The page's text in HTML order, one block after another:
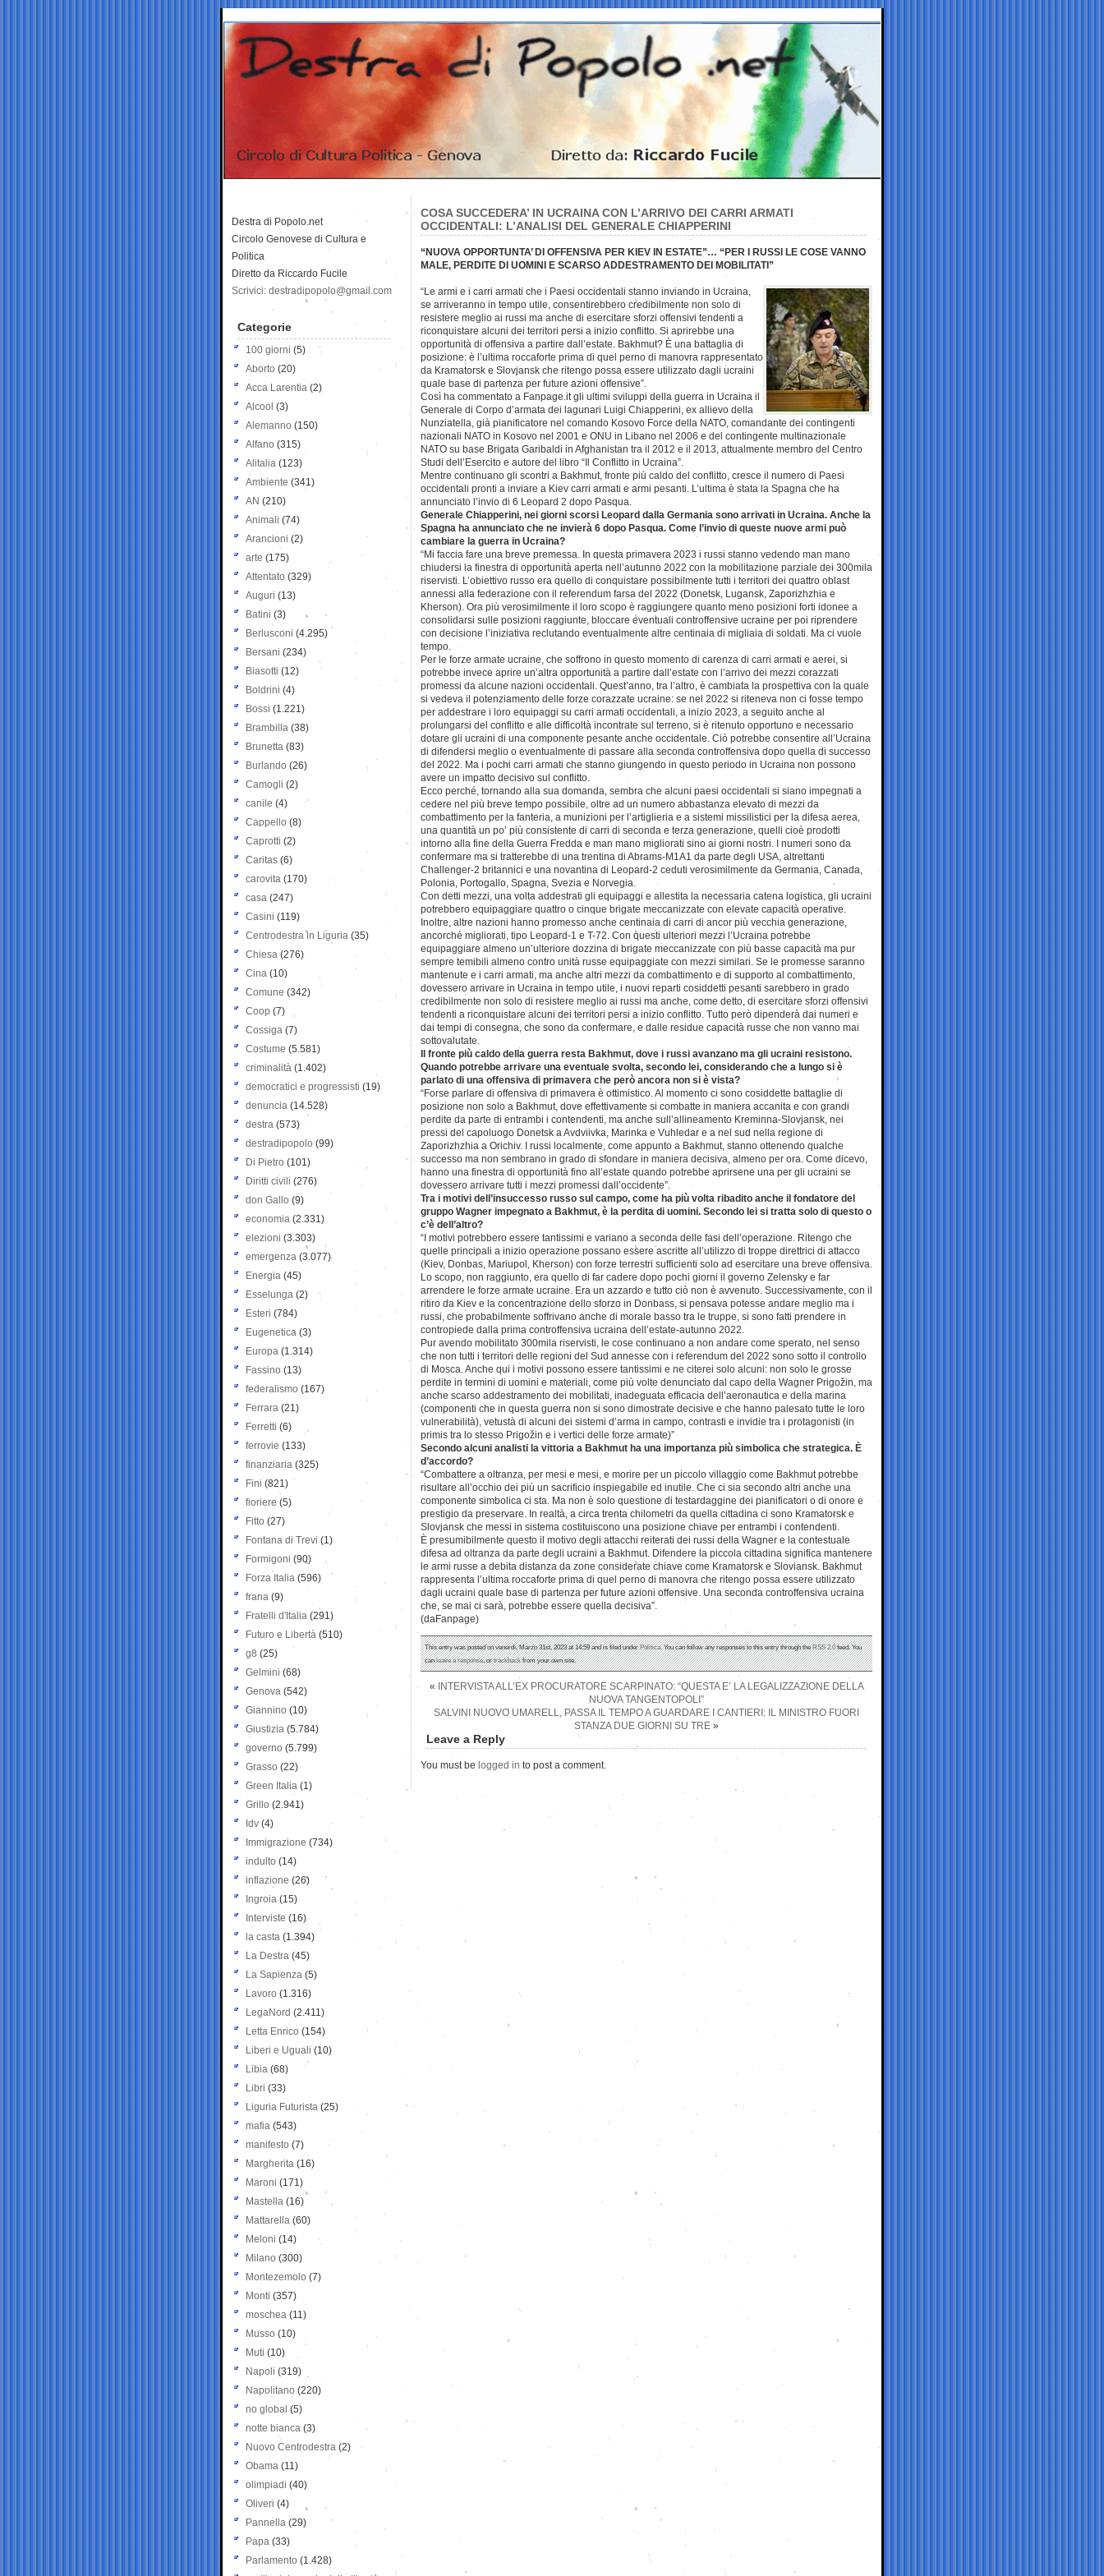
COSA SUCCEDERA’ IN UCRAINA CON L’ARRIVO DEI CARRI ARMATI
OCCIDENTALI: L’ANALISI DEL GENERALE CHIAPPERINI
“NUOVA OPPORTUNTA’ DI OFFENSIVA PER KIEV IN ESTATE”… “PER I RUSSI LE COSE VANNO
MALE, PERDITE DI UOMINI E SCARSO ADDESTRAMENTO DEI MOBILITATI”
“Le armi e i carri armati che i Paesi occidentali stanno inviando in Ucraina,
se arriveranno in tempo utile, consentirebbero credibilmente non solo di
resistere meglio ai russi ma anche di esercitare sforzi offensivi tendenti a
riconquistare alcuni dei territori persi a inizio conflitto. Si aprirebbe una
opportunità di offensiva a partire dall’estate. Bakhmut? È una battaglia di
posizione: è l’ultima roccaforte prima di quel perno di manovra rappresentato
da Kramatorsk e Slovjansk che ritengo possa essere utilizzato dagli ucraini
quale base di partenza per future azioni offensive”.
Così ha commentato a Fanpage.it gli ultimi sviluppi della guerra in Ucraina il
Generale di Corpo d’armata dei lagunari Luigi Chiapperini, ex allievo della
Nunziatella, già pianificatore nel comando Kosovo Force della NATO, comandante dei contingenti
nazionali NATO in Kosovo nel 2001 e ONU in Libano nel 2006 e del contingente multinazionale
NATO su base Brigata Garibaldi in Afghanistan tra il 2012 e il 2013, attualmente membro del Centro
Studi dell’Esercito e autore del libro “Il Conflitto in Ucraina”.
Mentre continuano gli scontri a Bakhmut, fronte più caldo del conflitto, cresce il numero di Paesi
occidentali pronti a inviare a Kiev carri armati e armi pesanti. L’ultima è stata la Spagna che ha
annunciato l’invio di 6 Leopard 2 dopo Pasqua.
Generale Chiapperini, nei giorni scorsi Leopard dalla Germania sono arrivati in Ucraina. Anche la
Spagna ha annunciato che ne invierà 6 dopo Pasqua. Come l’invio di queste nuove armi può
cambiare la guerra in Ucraina?
“Mi faccia fare una breve premessa. In questa primavera 2023 i russi stanno vedendo man mano
chiudersi la finestra di opportunità aperta nell’autunno 2022 con la mobilitazione parziale dei 300mila
riservisti. L’obiettivo russo era quello di conquistare possibilmente tutti i territori dei quattro oblast
annessi alla federazione con il referendum farsa del 2022 (Donetsk, Lugansk, Zaporizhzhia e
Kherson). Ora più verosimilmente il loro scopo è raggiungere quanto meno posizioni forti idonee a
consolidarsi sulle posizioni raggiunte, bloccare eventuali controffensive ucraine per poi riprendere
con decisione l’iniziativa reclutando eventualmente altre centinaia di migliaia di soldati. Ma ci vuole
tempo.
Per le forze armate ucraine, che soffrono in questo momento di carenza di carri armati e aerei, si
potrebbe invece aprire un’altra opportunità a partire dall’estate con l’arrivo dei mezzi corazzati
promessi da alcune nazioni occidentali. Quest’anno, tra l’altro, è cambiata la prospettiva con la quale
si vedeva il potenziamento delle forze corazzate ucraine: se nel 2022 si riteneva non ci fosse tempo
per addestrare i loro equipaggi su carri armati occidentali, a inizio 2023, a seguito anche al
prolungarsi del conflitto e alle difficoltà incontrate sul terreno, si è ritenuto opportuno e necessario
dotare gli ucraini di una componente pesante anche occidentale. Ciò potrebbe consentire all’Ucraina
di difendersi meglio o eventualmente di passare alla seconda controffensiva dopo quella di successo
del 2022. Ma i pochi carri armati che stanno giungendo in questo periodo in Ucraina non possono
avere un impatto decisivo sul conflitto.
Ecco perché, tornando alla sua domanda, sembra che alcuni paesi occidentali si siano impegnati a
cedere nel più breve tempo possibile, oltre ad un numero abbastanza elevato di mezzi da
combattimento per la fanteria, a munizioni per l’artiglieria e a sistemi missilistici per la difesa aerea,
una quantità un po’ più consistente di carri di seconda e terza generazione, quelli cioè prodotti
intorno alla fine della Guerra Fredda e man mano migliorati sino ai giorni nostri. I numeri sono da
confermare ma si tratterebbe di una trentina di Abrams-M1A1 da parte degli USA, altrettanti
Challenger-2 britannici e una novantina di Leopard-2 ceduti verosimilmente da Germania, Canada,
Polonia, Portogallo, Spagna, Svezia e Norvegia.
Con detti mezzi, una volta addestrati gli equipaggi e allestita la necessaria catena logistica, gli ucraini
potrebbero equipaggiare quattro o cinque brigate meccanizzate con elevate capacità operative.
Inoltre, altre nazioni hanno promesso anche centinaia di carri di ancor più vecchia generazione,
ancorché migliorati, tipo Leopard-1 e T-72. Con questi ulteriori mezzi l’Ucraina potrebbe
equipaggiare almeno un’ulteriore dozzina di brigate meccanizzate con più basse capacità ma pur
sempre temibili almeno contro unità russe equipaggiate con mezzi similari. Se le promesse saranno
mantenute e i carri armati, ma anche altri mezzi da combattimento e di supporto al combattimento,
dovessero arrivare in Ucraina in tempo utile, i nuovi reparti cosiddetti pesanti sarebbero in grado
credibilmente non solo di resistere meglio ai russi ma anche, come detto, di esercitare sforzi offensivi
tendenti a riconquistare alcuni dei territori persi a inizio conflitto. Tutto però dipenderà dai numeri e
dai tempi di consegna, che sono da confermare, e dalle residue capacità russe che non vanno mai
sottovalutate.
Il fronte più caldo della guerra resta Bakhmut, dove i russi avanzano ma gli ucraini resistono.
Quando potrebbe arrivare una eventuale svolta, secondo lei, considerando che a lungo si è
parlato di una offensiva di primavera che però ancora non si è vista?
“Forse parlare di offensiva di primavera è ottimistico. Al momento ci sono cosiddette battaglie di
posizione non solo a Bakhmut, dove effettivamente si combatte in maniera accanita e con grandi
perdite da parte di entrambi i contendenti, ma anche sull’allineamento Kreminna-Slovjansk, nei
pressi del capoluogo Donetsk a Avdviivka, Marinka e Vuhledar e a nel sud nella regione di
Zaporizhzhia a Orichiv. I russi localmente, come appunto a Bakhmut, stanno ottenendo qualche
successo ma non sembrano in grado di sfondare in maniera decisiva, almeno per ora. Come dicevo,
hanno una finestra di opportunità fino all’estate quando potrebbe aprirsene una per gli ucraini se
dovessero arrivare tutti i mezzi promessi dall’occidente”.
Tra i motivi dell’insuccesso russo sul campo, come ha più volta ribadito anche il fondatore del
gruppo Wagner impegnato a Bakhmut, è la perdita di uomini. Secondo lei si tratta solo di questo o
c’è dell’altro?
“I motivi potrebbero essere tantissimi e variano a seconda delle fasi dell’operazione. Ritengo che
quelle principali a inizio operazione possano essere ascritte all’utilizzo di troppe direttrici di attacco
(Kiev, Donbas, Mariupol, Kherson) con forze terrestri sufficienti solo ad esercitare una breve offensiva.
Lo scopo, non raggiunto, era quello di far cadere dopo pochi giorni il governo Zelensky e far
arrendere le forze armate ucraine. Era un azzardo e tutto ciò non è avvenuto. Successivamente, con il
ritiro da Kiev e la concentrazione dello sforzo in Donbass, si pensava potesse andare meglio ma i
russi, che probabilmente soffrivano anche di morale basso tra le truppe, si sono fatti prendere in
contropiede dalla prima controffensiva ucraina dell’estate-autunno 2022.
Pur avendo mobilitato 300mila riservisti, le cose continuano a non andare come sperato, nel senso
che non tutti i territori delle regioni del Sud annesse con i referendum del 2022 sono sotto il controllo
di Mosca. Anche qui i motivi possono essere tantissimi e ne citerei solo alcuni: non solo le grosse
perdite in termini di uomini e materiali, come più volte denunciato dal capo della Wagner Prigožin, ma
anche scarso addestramento dei mobilitati, inadeguata efficacia dell’aeronautica e della marina
(componenti che in questa guerra non si sono dimostrate decisive e che hanno palesato tutte le loro
vulnerabilità), vetustà di alcuni dei sistemi d’arma in campo, contrasti e invidie tra i protagonisti (in
primis tra lo stesso Prigožin e i vertici delle forze armate)”
Secondo alcuni analisti la vittoria a Bakhmut ha una importanza più simbolica che strategica. È
d’accordo?
“Combattere a oltranza, per mesi e mesi, e morire per un piccolo villaggio come Bakhmut potrebbe
risultare all’occhio dei più un sacrificio inspiegabile ed inutile. Che ci sia secondo altri anche una
componente simbolica ci sta. Ma non è solo questione di testardaggine dei pianificatori o di onore e
prestigio da preservare. In realtà, a circa trenta chilometri da quella cittadina ci sono Kramatorsk e
Slovjansk che messi in sistema costituiscono una posizione chiave per entrambi i contendenti.
È presumibilmente questo il motivo degli attacchi reiterati dei russi della Wagner e la contestuale
difesa ad oltranza da parte degli ucraini a Bakhmut. Difendere la piccola cittadina significa mantenere
le armi russe a debita distanza da zone considerate chiave come Kramatorsk e Sloviansk. Bakhmut
rappresenta l’ultima roccaforte prima di quel perno di manovra che ritengo possa essere utilizzato
dagli ucraini quale base di partenza per future azioni offensive. Una seconda controffensiva ucraina
che, se mai ci sarà, potrebbe essere quella decisiva”.
(daFanpage)
This entry was posted on venerdì, Marzo 31st, 2023 at 14:59 and is filed underPolitica. You can follow any responses to this entry through theRSS 2.0feed. You
canleave a response, ortrackbackfrom your own site.
«
INTERVISTA ALL’EX PROCURATORE SCARPINATO: “QUESTA E’ LA LEGALIZZAZIONE DELLA
NUOVA TANGENTOPOLI”
SALVINI NUOVO UMARELL, PASSA IL TEMPO A GUARDARE I CANTIERI: IL MINISTRO FUORI
STANZA DUE GIORNI SU TRE »
Leave a Reply
You must be logged in to post a comment.
Destra di Popolo.net
Circolo Genovese di Cultura e
Politica
Diretto da Riccardo Fucile
Scrivici: destradipopolo@gmail.com
Categorie
100 giorni (5)
Aborto (20)
Acca Larentia (2)
Alcool (3)
Alemanno (150)
Alfano (315)
Alitalia (123)
Ambiente (341)
AN (210)
Animali (74)
Arancioni (2)
arte (175)
Attentato (329)
Auguri (13)
Batini (3)
Berlusconi (4.295)
Bersani (234)
Biasotti (12)
Boldrini (4)
Bossi (1.221)
Brambilla (38)
Brunetta (83)
Burlando (26)
Camogli (2)
canile (4)
Cappello (8)
Caprotti (2)
Caritas (6)
carovita (170)
casa (247)
Casini (119)
Centrodestra in Liguria (35)
Chiesa (276)
Cina (10)
Comune (342)
Coop (7)
Cossiga (7)
Costume (5.581)
criminalità (1.402)
democratici e progressisti (19)
denuncia (14.528)
destra (573)
destradipopolo (99)
Di Pietro (101)
Diritti civili (276)
don Gallo (9)
economia (2.331)
elezioni (3.303)
emergenza (3.077)
Energia (45)
Esselunga (2)
Esteri (784)
Eugenetica (3)
Europa (1.314)
Fassino (13)
federalismo (167)
Ferrara (21)
Ferretti (6)
ferrovie (133)
finanziaria (325)
Fini (821)
fioriere (5)
Fitto (27)
Fontana di Trevi (1)
Formigoni (90)
Forza Italia (596)
frana (9)
Fratelli d'Italia (291)
Futuro e Libertà (510)
g8 (25)
Gelmini (68)
Genova (542)
Giannino (10)
Giustizia (5.784)
governo (5.799)
Grasso (22)
Green Italia (1)
Grillo (2.941)
Idv (4)
Immigrazione (734)
indulto (14)
inflazione (26)
Ingroia (15)
Interviste (16)
la casta (1.394)
La Destra (45)
La Sapienza (5)
Lavoro (1.316)
LegaNord (2.411)
Letta Enrico (154)
Liberi e Uguali (10)
Libia (68)
Libri (33)
Liguria Futurista (25)
mafia (543)
manifesto (7)
Margherita (16)
Maroni (171)
Mastella (16)
Mattarella (60)
Meloni (14)
Milano (300)
Montezemolo (7)
Monti (357)
moschea (11)
Musso (10)
Muti (10)
Napoli (319)
Napolitano (220)
no global (5)
notte bianca (3)
Nuovo Centrodestra (2)
Obama (11)
olimpiadi (40)
Oliveri (4)
Pannella (29)
Papa (33)
Parlamento (1.428)